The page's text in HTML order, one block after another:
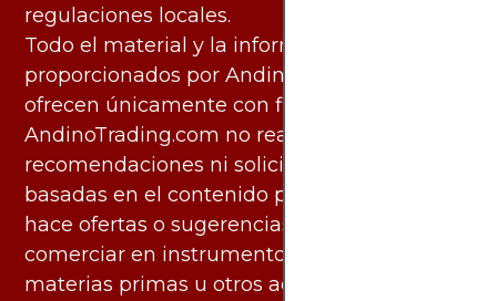
regulaciones locales.
Todo el material y la información
proporcionados por AndinoTrading.com se
ofrecen únicamente con fines informativos.
AndinoTrading.com no realiza
recomendaciones ni solicita acciones
basadas en el contenido proporcionado, ni
hace ofertas o sugerencias para invertir o
comerciar en instrumentos financieros,
materias primas u otros activos.